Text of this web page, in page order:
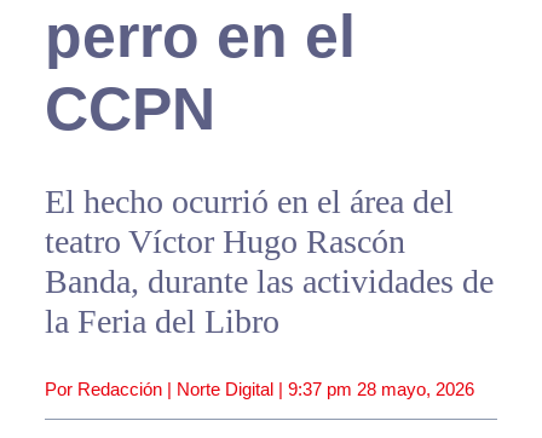
perro en el
CCPN
El hecho ocurrió en el área del
teatro Víctor Hugo Rascón
Banda, durante las actividades de
la Feria del Libro
Por Redacción | Norte Digital | 9:37 pm 28 mayo, 2026